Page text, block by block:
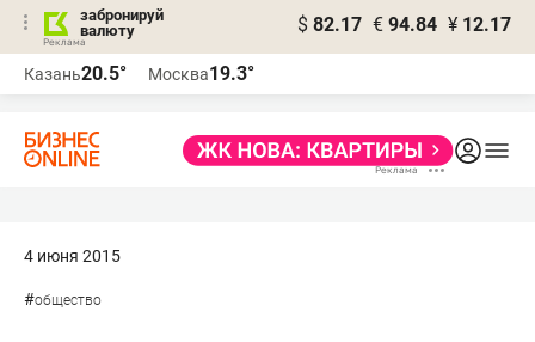
забронируй
валюту
$ 82.17 € 94.84 ¥ 12.17
Казань20.5° Москва19.3°
4 июня 2015
#общество